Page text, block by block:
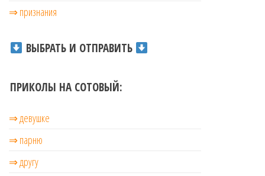
⇒ признания
ВЫБРАТЬ И ОТПРАВИТЬ
ПРИКОЛЫ НА СОТОВЫЙ:
⇒ девушке
⇒ парню
⇒ другу